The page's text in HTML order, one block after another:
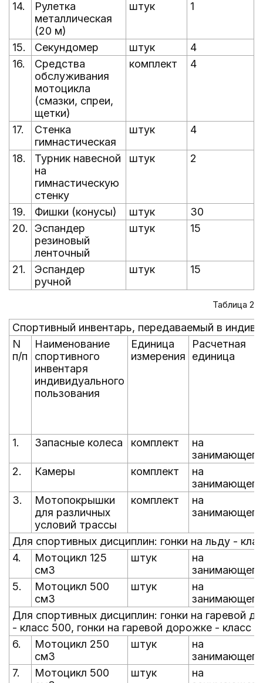
14.
Рулетка
металлическая
(20 м)
штук 1
15. Секундомер штук
4
16.
Средства
обслуживания
мотоцикла
(смазки, спреи,
щетки)
комплект 4
17.
Стенка
гимнастическая
штук 4
18.
Турник навесной
на
гимнастическую
стенку
штук 2
19. Фишки (конусы) штук
30
20.
Эспандер
резиновый
ленточный
штук 15
21.
Эспандер
ручной
штук 15
Таблица 2
Спортивный инвентарь, передаваемый в
N
п/п
Наименование
спортивного
инвентаря
индивидуального
пользования
Единица
измерения
Расчетная
единица
1. Запасные колеса комплект
на
2.
Камеры комплект
на
3.
Мотопокрышки
для различных
условий трассы
комплект
на
Для спортивных дисциплин: гонки на льду -
4.
Мотоцикл 125
см3
штук
на
5.
Мотоцикл 500
см3
штук
на
Для спортивных дисциплин: гонки на гаревой
- класс 500, гонки на гаревой дорожке - класс
6.
Мотоцикл 250
см3
штук
на
7.
Мотоцикл 500
штук
на